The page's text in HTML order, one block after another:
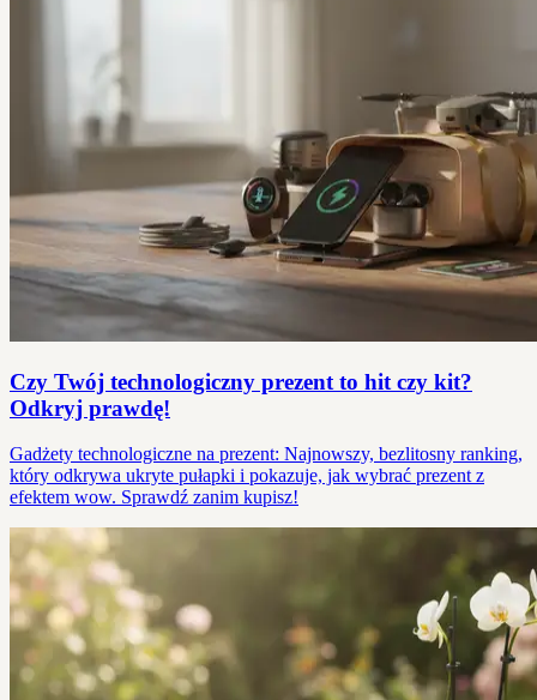
Czy Twój technologiczny prezent to hit czy kit?
Odkryj prawdę!
Gadżety technologiczne na prezent: Najnowszy, bezlitosny ranking,
który odkrywa ukryte pułapki i pokazuje, jak wybrać prezent z
efektem wow. Sprawdź zanim kupisz!